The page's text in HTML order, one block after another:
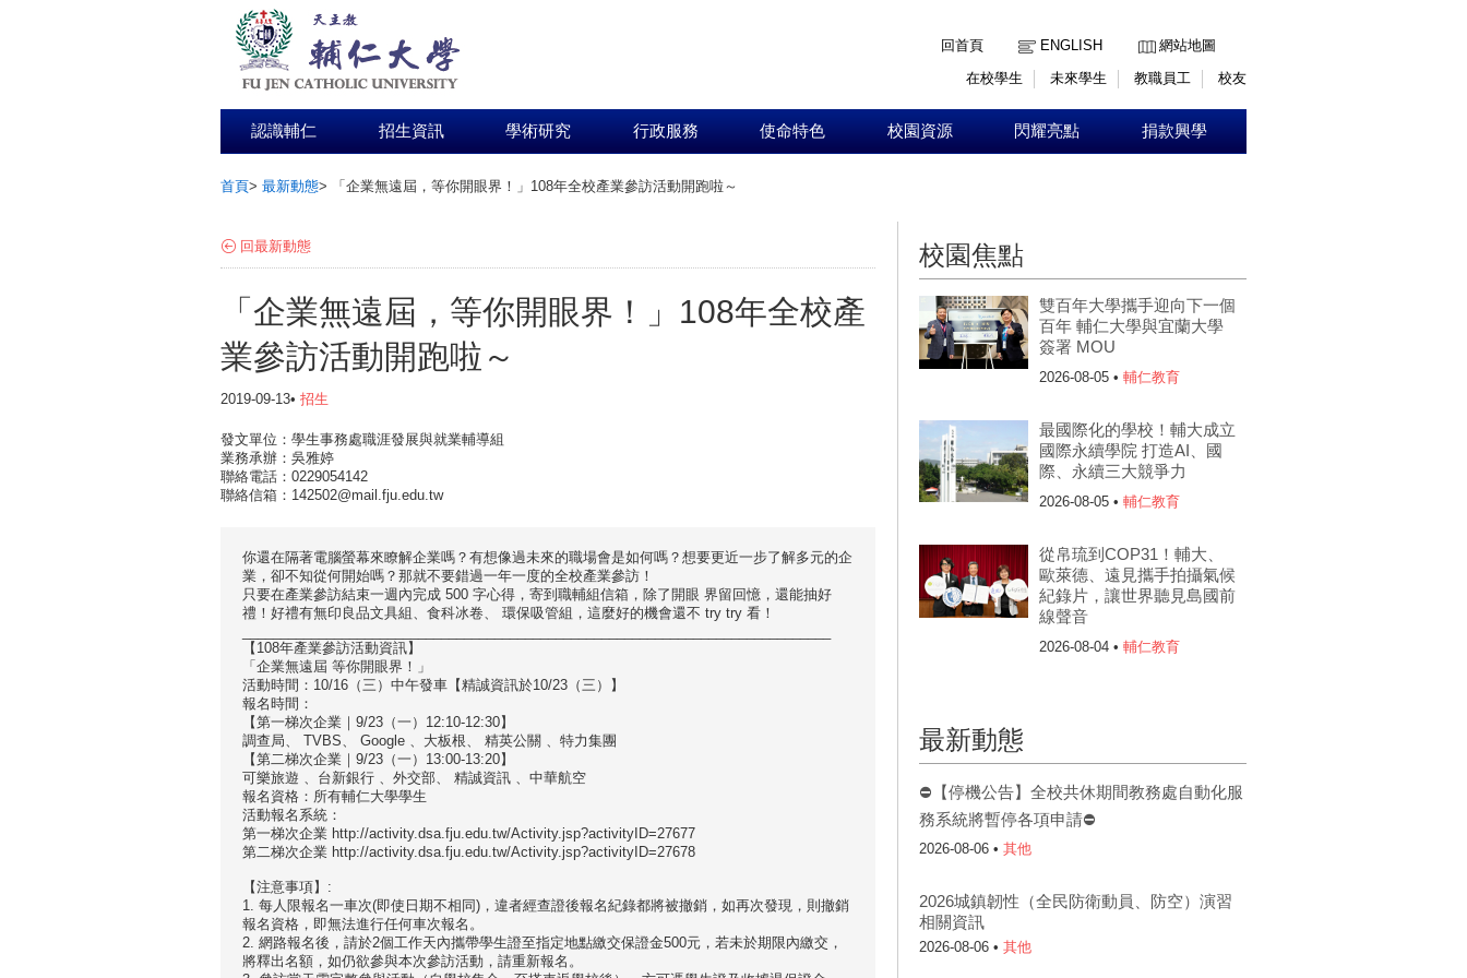
回首頁
ENGLISH
網站地圖
在校學生
未來學生 教職員工 校友
認識輔仁 招生資訊 學術研究 行政服務 使命特色 校園資源 閃耀亮點 捐款興學
首頁> 最新動態> 「企業無遠屆，等你開眼界！」108年全校產業參訪活動開跑啦～
回最新動態
「企業無遠屆，等你開眼界！」108年全校產
業參訪活動開跑啦～
2019-09-13• 招生
發文單位：學生事務處職涯發展與就業輔導組
業務承辦：吳雅婷
聯絡電話：0229054142
聯絡信箱：142502@mail.fju.edu.tw
你還在隔著電腦螢幕來瞭解企業嗎？有想像過未來的職場會是如何嗎？想要更近一步了解多元的企
業，卻不知從何開始嗎？那就不要錯過一年一度的全校產業參訪！
只要在產業參訪結束一週內完成 500 字心得，寄到職輔組信箱，除了開眼 界留回憶，還能抽好
禮！好禮有無印良品文具組、食科冰卷、 環保吸管組，這麼好的機會還不 try try 看！
【108年產業參訪活動資訊】
「企業無遠屆 等你開眼界！」
活動時間：10/16（三）中午發車【精誠資訊於10/23（三）】
報名時間：
【第一梯次企業｜9/23（一）12:10-12:30】
調查局、 TVBS、 Google 、大板根、 精英公關 、特力集團
【第二梯次企業｜9/23（一）13:00-13:20】
可樂旅遊 、台新銀行 、外交部、 精誠資訊 、中華航空
報名資格：所有輔仁大學學生
活動報名系統：
第一梯次企業 http://activity.dsa.fju.edu.tw/Activity.jsp?activityID=27677
第二梯次企業 http://activity.dsa.fju.edu.tw/Activity.jsp?activityID=27678
【注意事項】:
1. 每人限報名一車次(即使日期不相同)，違者經查證後報名紀錄都將被撤銷，如再次發現，則撤銷
報名資格，即無法進行任何車次報名。
2. 網路報名後，請於2個工作天內攜帶學生證至指定地點繳交保證金500元，若未於期限內繳交，
將釋出名額，如仍欲參與本次參訪活動，請重新報名。
校園焦點
雙百年大學攜手迎向下一個
百年 輔仁大學與宜蘭大學
簽署 MOU
2026-08-05 • 輔仁教育
最國際化的學校！輔大成立
國際永續學院 打造AI、國
際、永續三大競爭力
2026-08-05 • 輔仁教育
從帛琉到COP31！輔大、
歐萊德、遠見攜手拍攝氣候
紀錄片，讓世界聽見島國前
線聲音
2026-08-04 • 輔仁教育
最新動態
⛔【停機公告】全校共休期間教務處自動化服
務系統將暫停各項申請⛔
2026-08-06 • 其他
2026城鎮韌性（全民防衛動員、防空）演習
相關資訊
2026-08-06 • 其他